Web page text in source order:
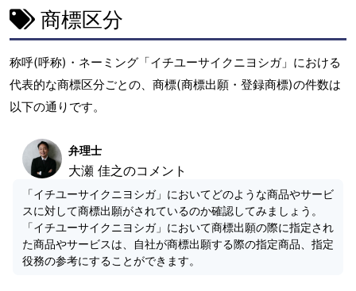
商標区分
称呼(呼称)・ネーミング「イチユーサイクニヨシガ」における
代表的な商標区分ごとの、商標(商標出願・登録商標)の件数は
以下の通りです。
弁理士
大瀬 佳之のコメント
「イチユーサイクニヨシガ」においてどのような商品やサービ
スに対して商標出願がされているのか確認してみましょう。
「イチユーサイクニヨシガ」において商標出願の際に指定され
た商品やサービスは、自社が商標出願する際の指定商品、指定
役務の参考にすることができます。